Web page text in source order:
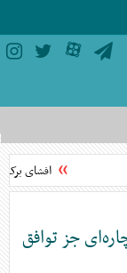
افشای
جز توافق